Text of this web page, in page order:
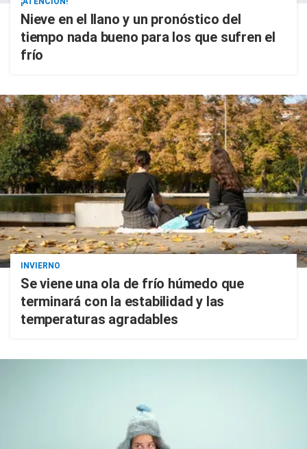
Nieve en el llano y un pronóstico del
tiempo nada bueno para los que sufren el
frío
INVIERNO
Se viene una ola de frío húmedo que
terminará con la estabilidad y las
temperaturas agradables